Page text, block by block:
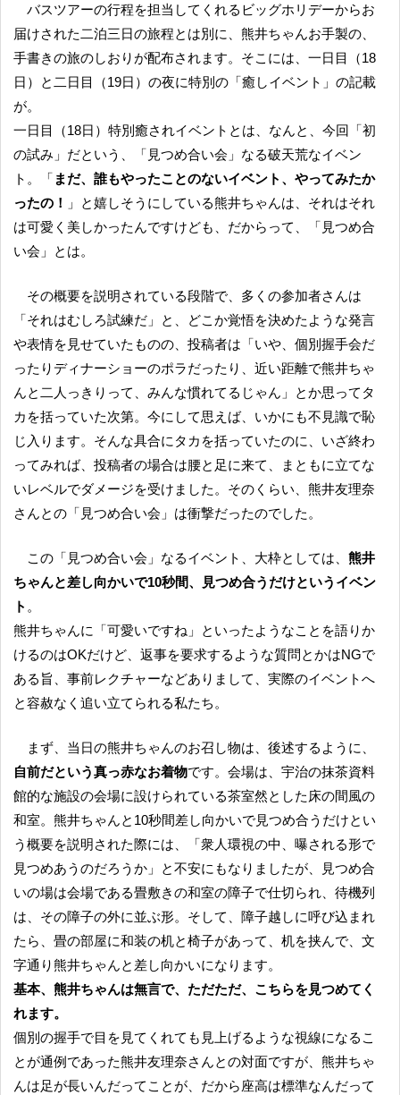
バスツアーの行程を担当してくれるビッグホリデーからお
届けされた二泊三日の旅程とは別に、熊井ちゃんお手製の、
手書きの旅のしおりが配布されます。そこには、一日目（18
日）と二日目（19日）の夜に特別の「癒しイベント」の記載
が。
一日目（18日）特別癒されイベントとは、なんと、今回「初
の試み」だという、「見つめ合い会」なる破天荒なイベン
ト。「 まだ、誰もやったことのないイベント、やってみたか
ったの！
」と嬉しそうにしている熊井ちゃんは、それはそれ
は可愛く美しかったんですけども、だからって、「見つめ合
い会」とは。
その概要を説明されている段階で、多くの参加者さんは
「それはむしろ試練だ」と、どこか覚悟を決めたような発言
や表情を見せていたものの、投稿者は「いや、個別握手会だ
ったりディナーショーのポラだったり、近い距離で熊井ちゃ
んと二人っきりって、みんな慣れてるじゃん」とか思ってタ
カを括っていた次第。今にして思えば、いかにも不見識で恥
じ入ります。そんな具合にタカを括っていたのに、いざ終わ
ってみれば、投稿者の場合は腰と足に来て、まともに立てな
いレベルでダメージを受けました。そのくらい、熊井友理奈
さんとの「見つめ合い会」は衝撃だったのでした。
この「見つめ合い会」なるイベント、大枠としては、熊井
ちゃんと差し向かいで10秒間、見つめ合うだけというイベン
ト 。
熊井ちゃんに「可愛いですね」といったようなことを語りか
けるのはOKだけど、返事を要求するような質問とかはNGで
ある旨、事前レクチャーなどありまして、実際のイベントへ
と容赦なく追い立てられる私たち。
まず、当日の熊井ちゃんのお召し物は、後述するように、
自前だという真っ赤なお着物です。会場は、宇治の抹茶資料
館的な施設の会場に設けられている茶室然とした床の間風の
和室。熊井ちゃんと10秒間差し向かいで見つめ合うだけとい
う概要を説明された際には、「衆人環視の中、曝される形で
見つめあうのだろうか」と不安にもなりましたが、見つめ合
いの場は会場である畳敷きの和室の障子で仕切られ、待機列
は、その障子の外に並ぶ形。そして、障子越しに呼び込まれ
たら、畳の部屋に和装の机と椅子があって、机を挟んで、文
字通り熊井ちゃんと差し向かいになります。
基本、熊井ちゃんは無言で、ただただ、こちらを見つめてく
れます。
個別の握手で目を見てくれても見上げるような視線になるこ
とが通例であった熊井友理奈さんとの対面ですが、熊井ちゃ
んは足が長いんだってことが、だから座高は標準なんだって